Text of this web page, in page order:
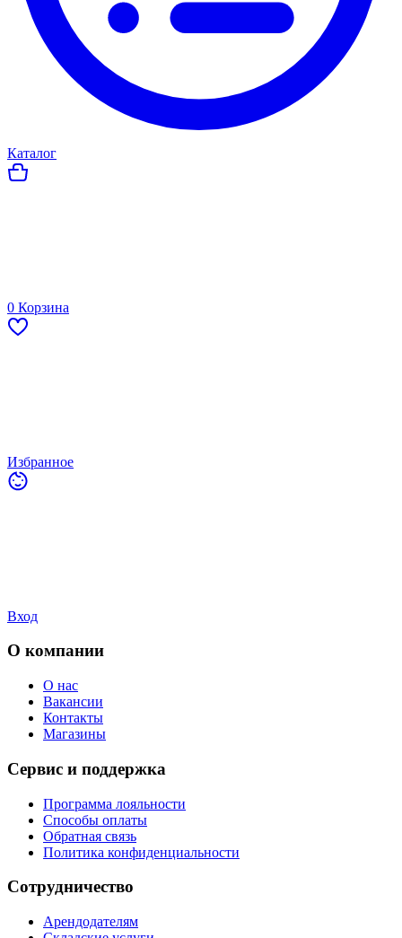
Каталог
0 Корзина
Избранное
Вход
О компании
О нас
Вакансии
Контакты
Магазины
Сервис и поддержка
Программа лояльности
Способы оплаты
Обратная связь
Политика конфиденциальности
Сотрудничество
Арендодателям